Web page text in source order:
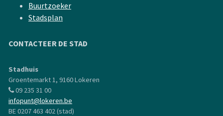
Buurtzoeker
Stadsplan
CONTACTEER DE STAD
Stadhuis
Groentemarkt 1, 9160 Lokeren
09 235 31 00
infopunt@lokeren.be
BE 0207 463 402 (stad)